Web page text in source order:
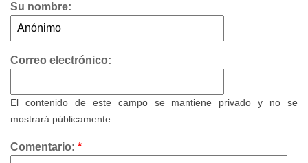
Su nombre:
Correo electrónico:
El contenido de este campo se mantiene privado y no se
mostrará públicamente.
Comentario: *